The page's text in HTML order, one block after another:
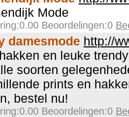
Mode
Beoordelingen:0
damesmode http://
en leuke
soorten
prints en
bestel nu!
Beoordelingen:0